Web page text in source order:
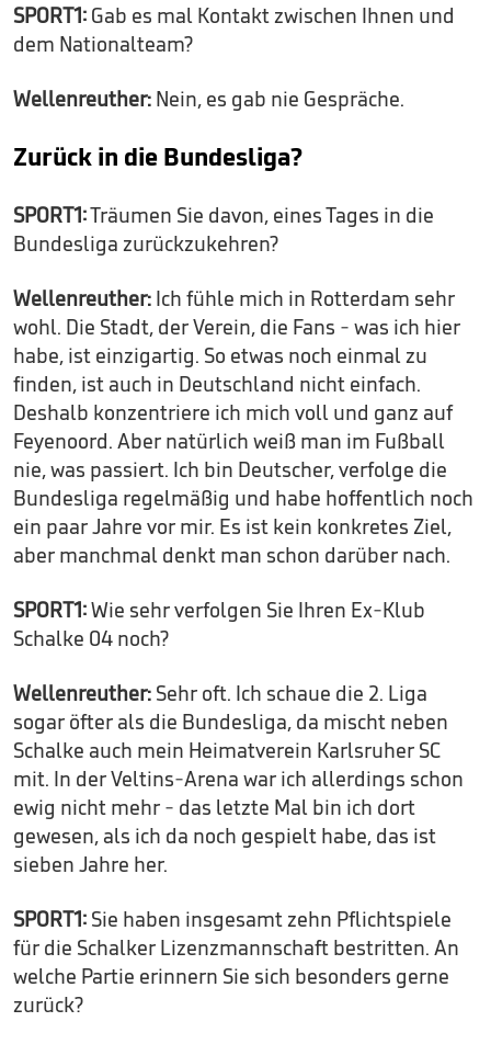
SPORT1: Gab es mal Kontakt zwischen Ihnen und
dem Nationalteam?
Wellenreuther: Nein, es gab nie Gespräche.
Zurück in die Bundesliga?
SPORT1:Träumen Sie davon, eines Tages in die
Bundesliga zurückzukehren?
Wellenreuther: Ich fühle mich in Rotterdam sehr
wohl. Die Stadt, der Verein, die Fans - was ich hier
habe, ist einzigartig. So etwas noch einmal zu
finden, ist auch in Deutschland nicht einfach.
Deshalb konzentriere ich mich voll und ganz auf
Feyenoord. Aber natürlich weiß man im Fußball
nie, was passiert. Ich bin Deutscher, verfolge die
Bundesliga regelmäßig und habe hoffentlich noch
ein paar Jahre vor mir. Es ist kein konkretes Ziel,
aber manchmal denkt man schon darüber nach.
SPORT1:Wie sehr verfolgen Sie Ihren Ex-Klub
Schalke 04 noch?
Wellenreuther: Sehr oft. Ich schaue die 2. Liga
sogar öfter als die Bundesliga, da mischt neben
Schalke auch mein Heimatverein Karlsruher SC
mit. In der Veltins-Arena war ich allerdings schon
ewig nicht mehr - das letzte Mal bin ich dort
gewesen, als ich da noch gespielt habe, das ist
sieben Jahre her.
SPORT1: Sie haben insgesamt zehn Pflichtspiele
für die Schalker Lizenzmannschaft bestritten. An
welche Partie erinnern Sie sich besonders gerne
zurück?